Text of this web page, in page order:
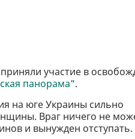
участие в
панорама".
на юге Украины сильно
Враг ничего не
и вынужден отступать.